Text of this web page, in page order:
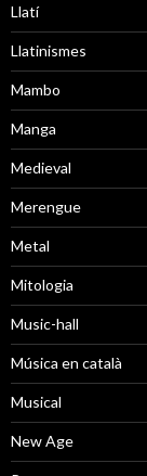
Llatí
Llatinismes
Mambo
Manga
Medieval
Merengue
Metal
Mitologia
Music-hall
Música en català
Musical
New Age